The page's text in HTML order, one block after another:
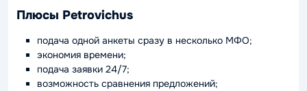
Плюсы Petrovichus
подача одной анкеты сразу в несколько МФО;
экономия времени;
подача заявки 24/7;
возможность сравнения предложений;